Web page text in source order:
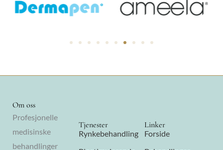
Om oss
Profesjonelle
medisinske
behandlinger
Tjenester
Rynkebehandling
Linker
Forside